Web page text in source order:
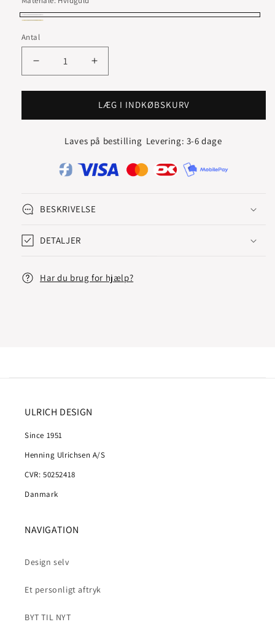
Hvidguld
Antal
Reducer
antallet
for
VEDHÆNG
DIAMANTER
Øg
antallet
for
HJERTE
VEDHÆNG
DIAMANTER
0.30
LÆG I INDKØBSKURV
Laves på bestilling Levering: 3-6 dage
BESKRIVELSE
DETALJER
Har du brug for hjælp?
ULRICH DESIGN
Since 1951
Henning Ulrichsen A/S
CVR: 50252418
Danmark
NAVIGATION
Design selv
Et personligt aftryk
BYT TIL NYT